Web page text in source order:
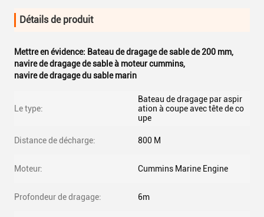
Détails de produit
Mettre en évidence: Bateau de dragage de sable de 200 mm,
navire de dragage de sable à moteur cummins,
navire de dragage du sable marin
Le type:
Bateau de dragage par aspir
ation à coupe avec tête de co
upe
Distance de décharge: 800 M
Moteur: Cummins Marine Engine
Profondeur de dragage: 6m